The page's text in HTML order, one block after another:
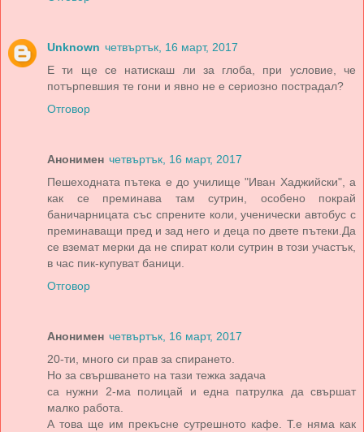
Unknown четвъртък, 16 март, 2017
Е ти ще се натискаш ли за глоба, при условие, че
потърпевшия те гони и явно не е сериозно пострадал?
Отговор
Анонимен четвъртък, 16 март, 2017
Пешеходната пътека е до училище "Иван Хаджийски", а
как се преминава там сутрин, особено покрай
баничарницата със спрените коли, ученически автобус с
преминаващи пред и зад него и деца по двете пътеки.Да
се вземат мерки да не спират коли сутрин в този участък,
в час пик-купуват баници.
Отговор
Анонимен четвъртък, 16 март, 2017
20-ти, много си прав за спирането.
Но за свършването на тази тежка задача
са нужни 2-ма полицай и една патрулка да свършат
малко работа.
А това ще им прекъсне сутрешното кафе. Т.е няма как